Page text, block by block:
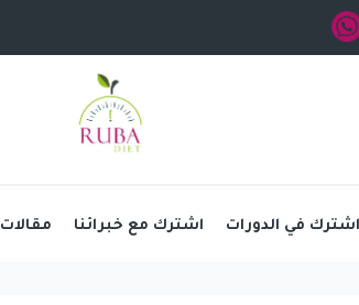
اشترك في الدورات اشترك مع خبرائنا مقالات